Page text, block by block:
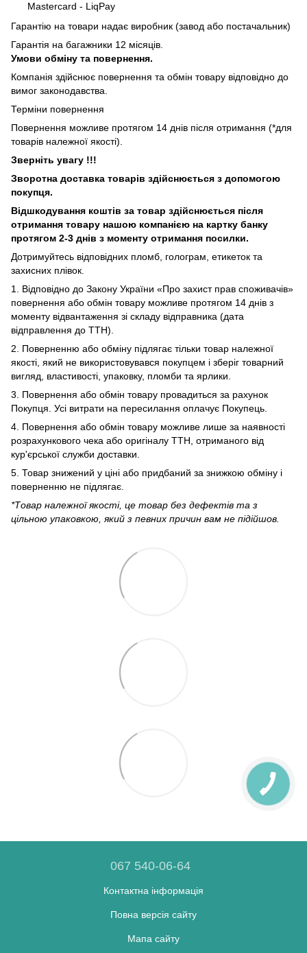
Mastercard - LiqPay
Гарантію на товари надає виробник (завод або постачальник)
Гарантія на багажники 12 місяців.
Умови обміну та повернення.
Компанія здійснює повернення та обмін товару відповідно до
вимог законодавства.
Терміни повернення
Повернення можливе протягом 14 днів після отримання (*для
товарів належної якості).
Зверніть увагу !!!
Зворотна доставка товарів здійснюється з допомогою
покупця.
Відшкодування коштів за товар здійснюється після
отримання товару нашою компанією на картку банку
протягом 2-3 днів з моменту отримання посилки.
Дотримуйтесь відповідних пломб, голограм, етикеток та
захисних плівок.
1. Відповідно до Закону України «Про захист прав споживачів»
повернення або обмін товару можливе протягом 14 днів з
моменту відвантаження зі складу відправника (дата
відправлення до ТТН).
2. Поверненню або обміну підлягає тільки товар належної
якості, який не використовувався покупцем і зберіг товарний
вигляд, властивості, упаковку, пломби та ярлики.
3. Повернення або обмін товару провадиться за рахунок
Покупця. Усі витрати на пересилання оплачує Покупець.
4. Повернення або обмін товару можливе лише за наявності
розрахункового чека або оригіналу ТТН, отриманого від
кур'єрської служби доставки.
5. Товар знижений у ціні або придбаний за знижкою обміну і
поверненню не підлягає.
*Товар належної якості, це товар без дефектів та з
цільною упаковкою, який з певних причин вам не підійшов.
067 540-06-64
Контактна інформація
Повна версія сайту
Мапа сайту